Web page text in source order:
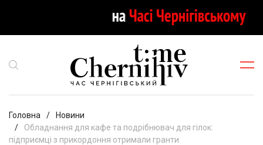
Головна
Новини
Обладнання для кафе та подрібнювач для гілок:
підприємці з прикордоння отримали гранти